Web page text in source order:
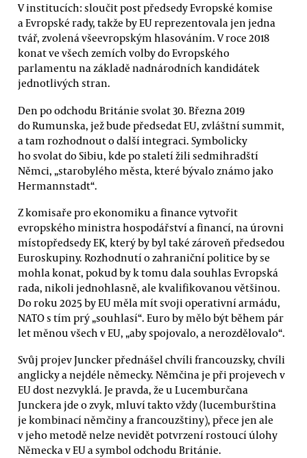
V institucích: sloučit post předsedy Evropské komise
a Evropské rady, takže by EU reprezentovala jen jedna
tvář, zvolená všeevropským hlasováním. V roce 2018
konat ve všech zemích volby do Evropského
parlamentu na základě nadnárodních kandidátek
jednotlivých stran.
Den po odchodu Británie svolat 30. Března 2019
do Rumunska, jež bude předsedat EU, zvláštní summit,
a tam rozhodnout o další integraci. Symbolicky
ho svolat do Sibiu, kde po staletí žili sedmihradští
Němci, „starobylého města, které bývalo známo jako
Hermannstadt“.
Z komisaře pro ekonomiku a finance vytvořit
evropského ministra hospodářství a financí, na úrovni
místopředsedy EK, který by byl také zároveň předsedou
Euroskupiny. Rozhodnutí o zahraniční politice by se
mohla konat, pokud by k tomu dala souhlas Evropská
rada, nikoli jednohlasně, ale kvalifikovanou většinou.
Do roku 2025 by EU měla mít svoji operativní armádu,
NATO s tím prý „souhlasí“. Euro by mělo být během pár
let měnou všech v EU, „aby spojovalo, a nerozdělovalo“.
Svůj projev Juncker přednášel chvíli francouzsky, chvíli
anglicky a nejdéle německy. Němčina je při projevech v
EU dost nezvyklá. Je pravda, že u Lucemburčana
Junckera jde o zvyk, mluví takto vždy (lucemburština
je kombinací němčiny a francouzštiny), přece jen ale
v jeho metodě nelze nevidět potvrzení rostoucí úlohy
Německa v EU a symbol odchodu Británie.